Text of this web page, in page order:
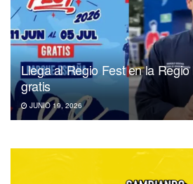
Llega al Regio Fest en la
gratis
JUNIO 19, 2026